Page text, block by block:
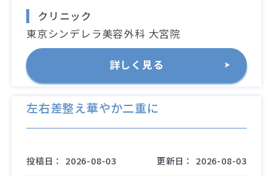
クリニック
東京シンデレラ美容外科 大宮院
詳しく見る
左右差整え華やか二重に
投稿日： 2026-08-03 更新日： 2026-08-03